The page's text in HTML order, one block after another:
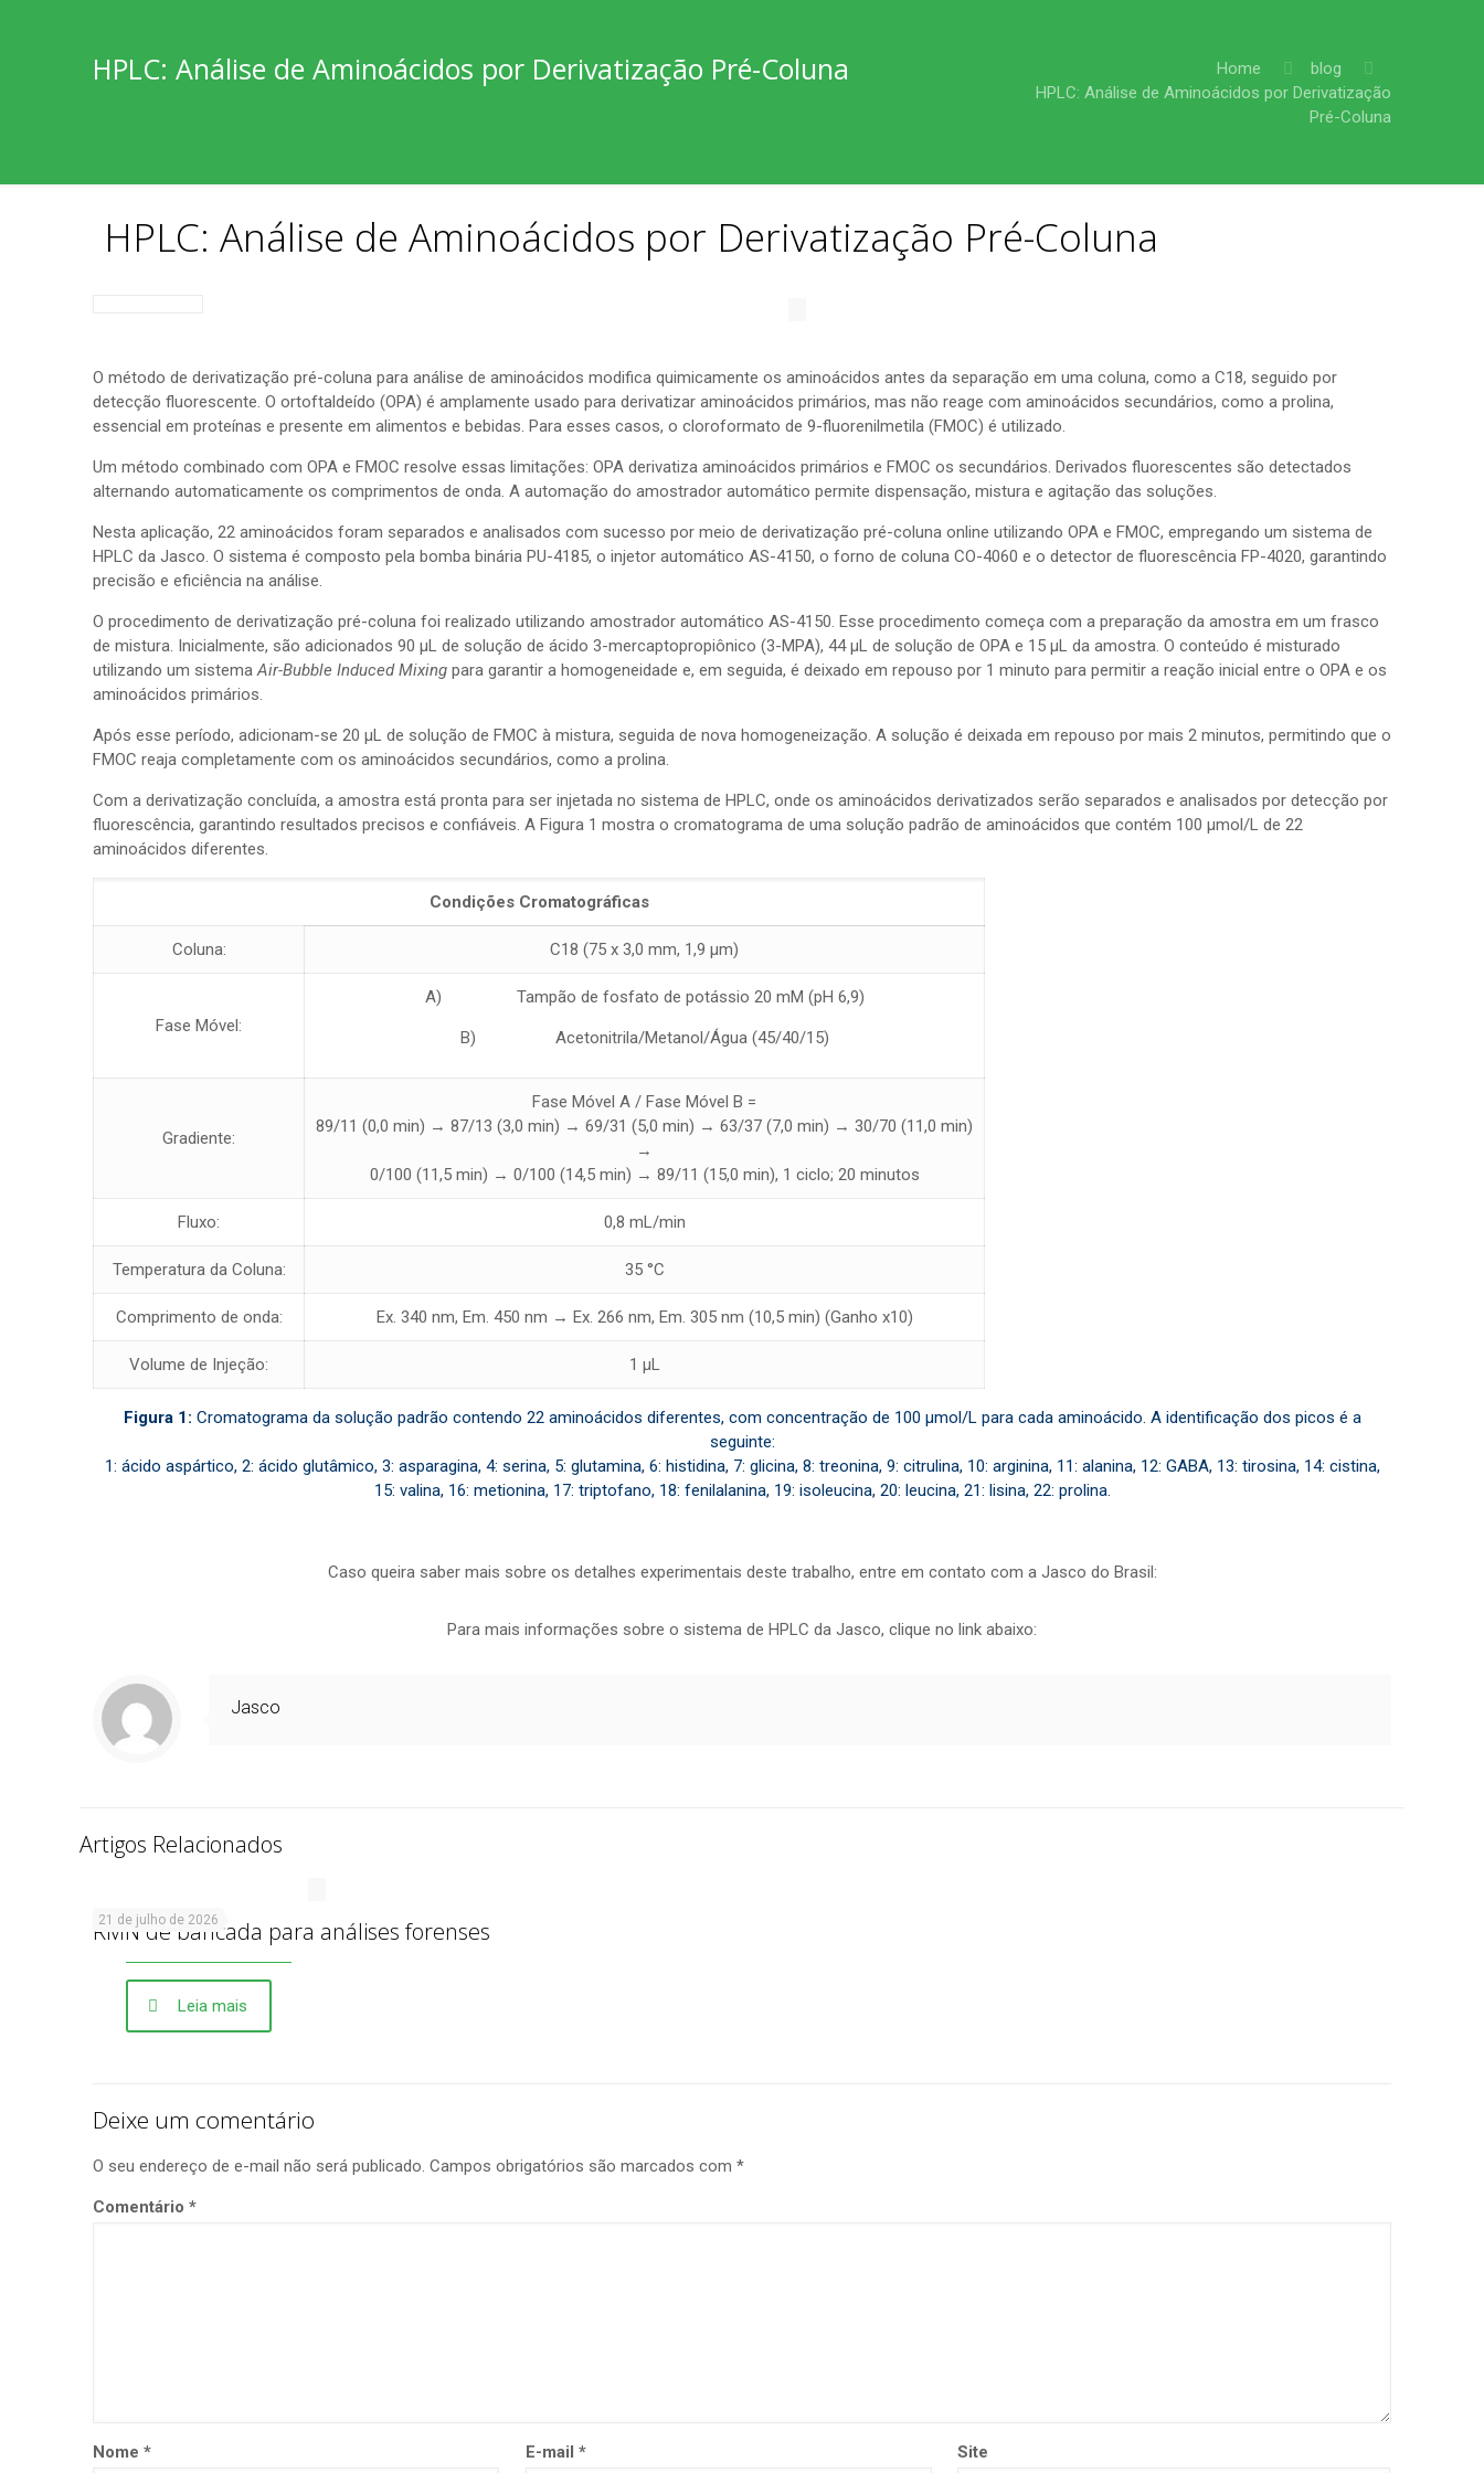
HPLC: Análise de Aminoácidos por Derivatização Pré-Coluna Home
blog
HPLC: Análise de Aminoácidos por Derivatização
Pré-Coluna
HPLC: Análise de Aminoácidos por Derivatização Pré-Coluna
O método de derivatização pré-coluna para análise de aminoácidos modifica quimicamente os aminoácidos antes da separação em uma coluna, como a C18, seguido por
detecção fluorescente. O ortoftaldeído (OPA) é amplamente usado para derivatizar aminoácidos primários, mas não reage com aminoácidos secundários, como a prolina,
essencial em proteínas e presente em alimentos e bebidas. Para esses casos, o cloroformato de 9-fluorenilmetila (FMOC) é utilizado.
Um método combinado com OPA e FMOC resolve essas limitações: OPA derivatiza aminoácidos primários e FMOC os secundários. Derivados fluorescentes são detectados
alternando automaticamente os comprimentos de onda. A automação do amostrador automático permite dispensação, mistura e agitação das soluções.
Nesta aplicação, 22 aminoácidos foram separados e analisados com sucesso por meio de derivatização pré-coluna online utilizando OPA e FMOC, empregando um sistema de
HPLC da Jasco. O sistema é composto pela bomba binária PU-4185, o injetor automático AS-4150, o forno de coluna CO-4060 e o detector de fluorescência FP-4020, garantindo
precisão e eficiência na análise.
O procedimento de derivatização pré-coluna foi realizado utilizando amostrador automático AS-4150. Esse procedimento começa com a preparação da amostra em um frasco
de mistura. Inicialmente, são adicionados 90 µL de solução de ácido 3-mercaptopropiônico (3-MPA), 44 µL de solução de OPA e 15 µL da amostra. O conteúdo é misturado
utilizando um sistemaAir-Bubble Induced Mixing para garantir a homogeneidade e, em seguida, é deixado em repouso por 1 minuto para permitir a reação inicial entre o OPA e os
aminoácidos primários.
Após esse período, adicionam-se 20 µL de solução de FMOC à mistura, seguida de nova homogeneização. A solução é deixada em repouso por mais 2 minutos, permitindo que o
FMOC reaja completamente com os aminoácidos secundários, como a prolina.
Com a derivatização concluída, a amostra está pronta para ser injetada no sistema de HPLC, onde os aminoácidos derivatizados serão separados e analisados por detecção por
fluorescência, garantindo resultados precisos e confiáveis. A Figura 1 mostra o cromatograma de uma solução padrão de aminoácidos que contém 100 µmol/L de 22
aminoácidos diferentes.
Condições Cromatográficas
Coluna: C18 (75 x 3,0 mm, 1,9 µm)
Fase Móvel:
A) Tampão de fosfato de potássio 20 mM (pH 6,9)
B) Acetonitrila/Metanol/Água (45/40/15)
Gradiente:
Fase Móvel A / Fase Móvel B =
89/11 (0,0 min) → 87/13 (3,0 min) → 69/31 (5,0 min) → 63/37 (7,0 min) → 30/70 (11,0 min)
→
0/100 (11,5 min) → 0/100 (14,5 min) → 89/11 (15,0 min), 1 ciclo; 20 minutos
Fluxo: 0,8 mL/min
Temperatura da Coluna: 35 °C
Comprimento de onda: Ex. 340 nm, Em. 450 nm → Ex. 266 nm, Em. 305 nm (10,5 min) (Ganho x10)
Volume de Injeção: 1 µL
Figura 1: Cromatograma da solução padrão contendo 22 aminoácidos diferentes, com concentração de 100 µmol/L para cada aminoácido. A identificação dos picos é a
seguinte:
1: ácido aspártico, 2: ácido glutâmico, 3: asparagina, 4: serina, 5: glutamina, 6: histidina, 7: glicina, 8: treonina, 9: citrulina, 10: arginina, 11: alanina, 12: GABA, 13: tirosina, 14: cistina,
15: valina, 16: metionina, 17: triptofano, 18: fenilalanina, 19: isoleucina, 20: leucina, 21: lisina, 22: prolina.
Caso queira saber mais sobre os detalhes experimentais deste trabalho, entre em contato com a Jasco do Brasil:
Para mais informações sobre o sistema de HPLC da Jasco, clique no link abaixo:
Jasco
Artigos Relacionados
21 de julho de 2026
RMN de bancada para análises forenses
Leia mais
Deixe um comentário
O seu endereço de e-mail não será publicado. Campos obrigatórios são marcados com *
Comentário *
Nome * E-mail * Site